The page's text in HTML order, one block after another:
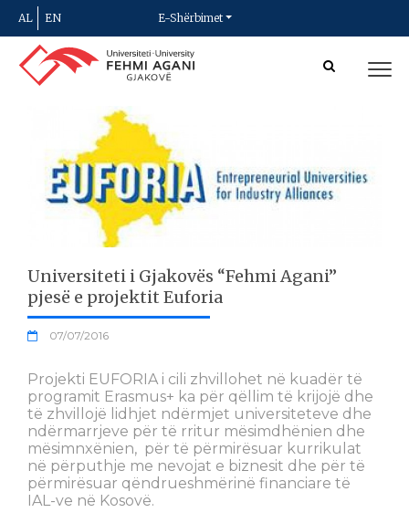
AL EN E-Shërbimet
Universiteti i Gjakovës “Fehmi Agani”
pjesë e projektit Euforia
07/07/2016
Projekti EUFORIA i cili zhvillohet në kuadër të
programit Erasmus+ ka për qëllim të krijojë dhe
të zhvillojë lidhjet ndërmjet universiteteve dhe
ndërmarrjeve për të rritur mësimdhënien dhe
mësimnxënien, për të përmirësuar kurrikulat
në përputhje me nevojat e biznesit dhe për të
përmirësuar qëndrueshmërinë financiare të
IAL-ve në Kosovë.